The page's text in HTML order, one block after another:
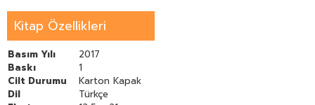
Kitap Özellikleri
Basım Yılı
2017
Baskı
1
Cilt Durumu
Karton Kapak
Dil
Türkçe